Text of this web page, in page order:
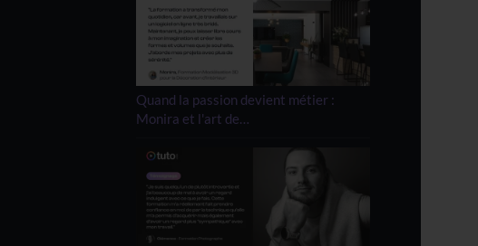
Quand la passion devient métier :
Monira et l'art de…